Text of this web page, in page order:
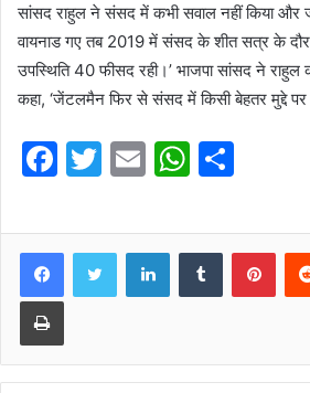
सांसद राहुल ने संसद में कभी सवाल नहीं किया और
वायनाड गए तब 2019 में संसद के शीत सत्र के
उपस्थिति 40 फीसद रही।’ भाजपा सांसद ने राहुल
कहा, ‘जेंटलमैन फिर से संसद में किसी बेहतर मुद्दे पर
F
c
e
b
o
o
T
itt
er
E
ai
l
W
at
s
A
p
ar
e